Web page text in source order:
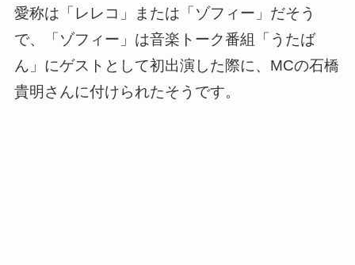
愛称は「レレコ」または「ゾフィー」だそう
で、「ゾフィー」は音楽トーク番組「うたば
ん」にゲストとして初出演した際に、MCの石橋
貴明さんに付けられたそうです。